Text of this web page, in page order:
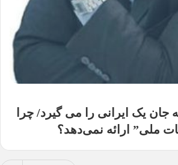
جان یک ایرانی را می گیرد/ چرا
ملی” ارائه نمی‌دهد؟